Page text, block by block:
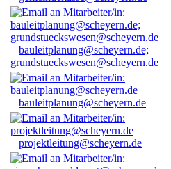
bauleitplanung@scheyern.de;
grundstueckswesen@scheyern.de
bauleitplanung@scheyern.de
projektleitung@scheyern.de